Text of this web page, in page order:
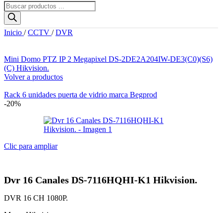
Búsqueda
de
productos
Inicio / CCTV / DVR
Mini Domo PTZ IP 2 Megapixel DS-2DE2A204IW-DE3(C0)(S6)
(C) Hikvision.
Volver a productos
Rack 6 unidades puerta de vidrio marca Begprod
era:
es:
-20%
Clic para ampliar
Dvr 16 Canales DS-7116HQHI-K1 Hikvision.
DVR 16 CH 1080P.